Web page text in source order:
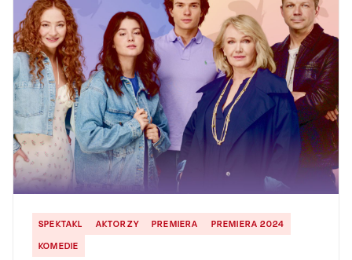
SPEKTAKL AKTORZY PREMIERA
PREMIERA 2024
KOMEDIE